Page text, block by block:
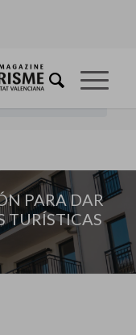
7000 VIVIENDAS
PARA DAR
TURÍSTICAS